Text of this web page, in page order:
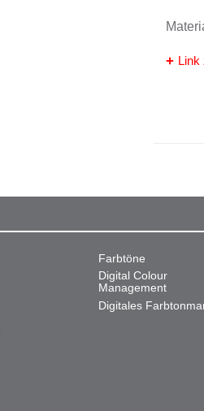
Link
Farbtöne
Digital Colour
Management
Digitales